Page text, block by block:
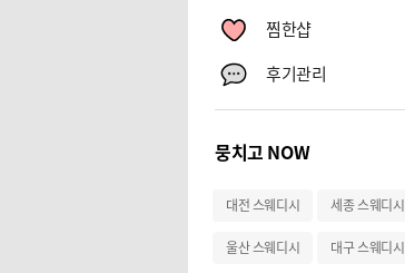
찜한샵
후기관리
뭉치고 NOW
대전 스웨디시 세종 스웨디시
울산 스웨디시 대구 스웨디시